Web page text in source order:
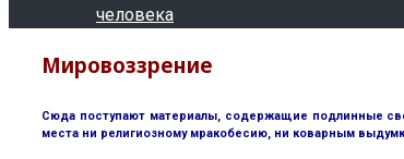
человека
Мировоззрение
Сюда поступают материалы, содержащие подлинные
места ни религиозному мракобесию, ни коварным